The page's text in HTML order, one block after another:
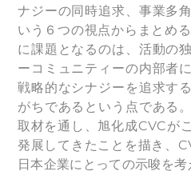
ナジーの同時追求、事業多
いう６つの視点からまとめ
に課題となるのは、活動の
ーコミュニティーの内部者
戦略的なシナジーを追求す
がちであるという点である
取材を通し、旭化成CVCが
発展してきたことを描き、
日本企業にとっての示唆を考